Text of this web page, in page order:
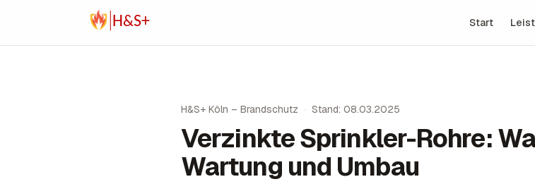
Zum Inhalt springen
Start
H&S+ Köln – Brandschutz · Stand: 08.03.2025
Verzinkte Sprinkler-Rohre:
Wartung und Umbau